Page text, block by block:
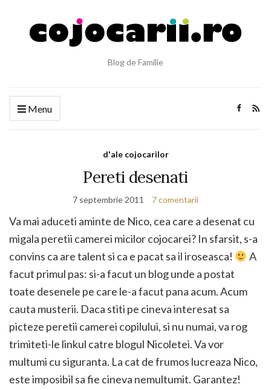
Blog de Familie
Menu
d'ale cojocarilor
Pereti desenati
7 septembrie 2011 7 comentarii
Va mai aduceti aminte de Nico, cea care a desenat cu
migala peretii camerei micilor cojocarei? In sfarsit, s-a
convins ca are talent si ca e pacat sa il iroseasca!
A
facut primul pas: si-a facut un blog unde a postat
toate desenele pe care le-a facut pana acum. Acum
cauta musterii. Daca stiti pe cineva interesat sa
picteze peretii camerei copilului, si nu numai, va rog
trimiteti-le linkul catre blogul Nicoletei. Va vor
multumi cu siguranta. La cat de frumos lucreaza Nico,
este imposibil sa fie cineva nemultumit. Garantez!